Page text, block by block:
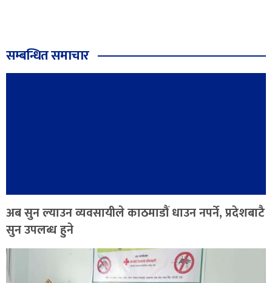
सम्बन्धित समाचार
अब सुन ल्याउन व्यवसायीले काठमाडौं धाउन नपर्ने, प्रदेशबाटै
सुन उपलब्ध हुने